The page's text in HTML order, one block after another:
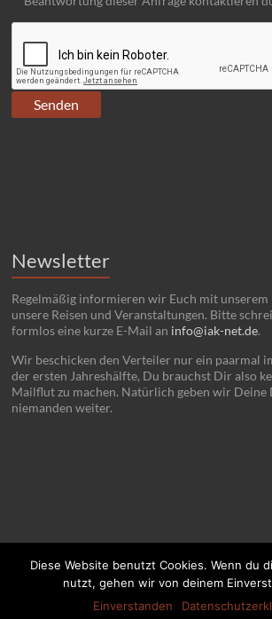
Newsletter
Regelmäßig informieren wir Euch mit
unsere Reisen und Veranstaltungen. Bitte
formlos eine kurze E-Mail an info@iak-net.de.
Wir beschicken den Verteiler nur ein paarmal
der ersten Jahreshälfte, Du brauchst Dir also
Mailflut zu machen. Natürlich geben wir Deine
niemanden weiter.
Diese Website benutzt Cookies. Wenn du
nutzt, gehen wir von deinem
Einverstanden